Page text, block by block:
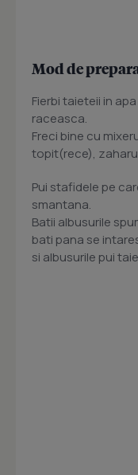
Mod de
Fierbi taieteii in
raceasca.
Freci bine cu
topit(rece),
Pui stafidele pe
smantana.
Batii albusurile
bati pana se
si albusurile pui